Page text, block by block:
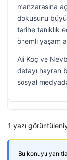
manzarasına
dokusunu
tarihe tanıklık
önemli yaşam
Ali Koç ve
detayı hayran
sosyal
1 yazı
Bu konuyu